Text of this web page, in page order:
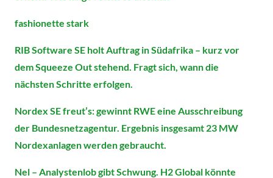
fashionette stark
RIB Software SE holt Auftrag in Südafrika – kurz vor
dem Squeeze Out stehend. Fragt sich, wann die
nächsten Schritte erfolgen.
Nordex SE freut’s: gewinnt RWE eine Ausschreibung
der Bundesnetzagentur. Ergebnis insgesamt 23 MW
Nordexanlagen werden gebraucht.
Nel – Analystenlob gibt Schwung. H2 Global könnte